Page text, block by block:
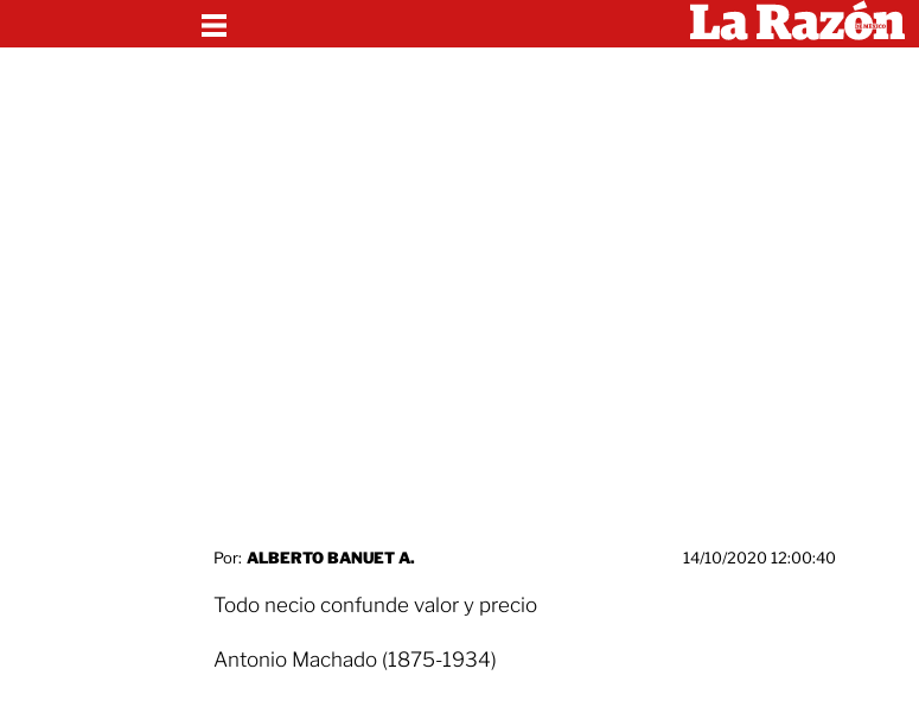
Por: ALBERTO BANUET A. 14/10/2020 12:00:40
Todo necio confunde valor y precio
Antonio Machado (1875-1934)